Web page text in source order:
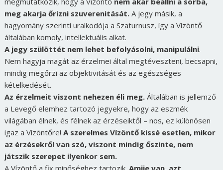
meg akarja őrizni szuverenitását.A jegy másik, a
hagyomány szerinti uralkodója a Szaturnusz, így a Vízöntő
általában komoly, intellektuális alkat.
A jegy szülöttét nem lehet befolyásolni, manipulálni.
Nem hagyja magát az érzelmei által megtéveszteni, becsapni,
mindig megőrzi az objektivitását és az egészséges
kételkedését.
Az érzelmeit viszont nehezen éli meg.Általában is jellemző
a Levegő elemhez tartozó jegyekre, hogy az eszmék
világában élnek, és félnek az érzéseiktől – nos, ez különösen
igaz a Vízöntőre! A szerelmes Vízöntő kissé esetlen, mikor
az érzésekről van szó, viszont mindig őszinte, nem
játszik szerepet ilyenkor sem.
A Vízöntő a fix minőséghez tartozik. Amije van, azt